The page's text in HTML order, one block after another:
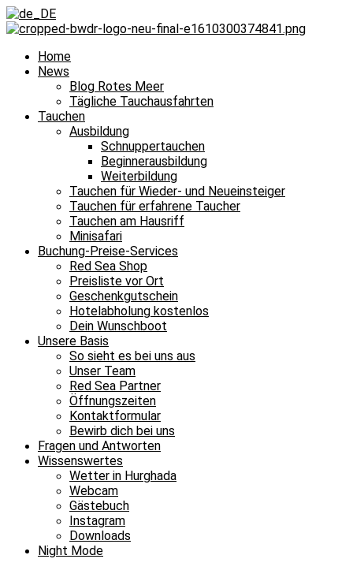
Home
News
Blog Rotes Meer
Tägliche Tauchausfahrten
Tauchen
Ausbildung
Schnuppertauchen
Beginnerausbildung
Weiterbildung
Tauchen für Wieder- und Neueinsteiger
Tauchen für erfahrene Taucher
Tauchen am Hausriff
Minisafari
Buchung-Preise-Services
Red Sea Shop
Preisliste vor Ort
Geschenkgutschein
Hotelabholung kostenlos
Dein Wunschboot
Unsere Basis
So sieht es bei uns aus
Unser Team
Red Sea Partner
Öffnungszeiten
Kontaktformular
Bewirb dich bei uns
Fragen und Antworten
Wissenswertes
Wetter in Hurghada
Webcam
Gästebuch
Instagram
Downloads
Night Mode